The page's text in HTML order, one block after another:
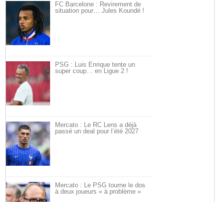
FC Barcelone : Revirement de
situation pour… Jules Koundé !
PSG : Luis Enrique tente un
super coup… en Ligue 2 !
Mercato : Le RC Lens a déjà
passé un deal pour l’été 2027
Mercato : Le PSG tourne le dos
à deux joueurs « à problème »